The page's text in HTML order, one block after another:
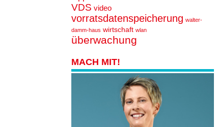
VDS video
vorratsdatenspeicherung walter-
damm-haus wirtschaft wlan
überwachung
MACH MIT!